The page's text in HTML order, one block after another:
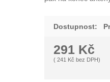
Dostupnost:
291 Kč
( 241 Kč bez DPH)